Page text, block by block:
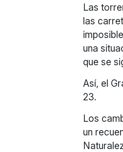
Las
las
una
que se
Así, el
23.
Los
un